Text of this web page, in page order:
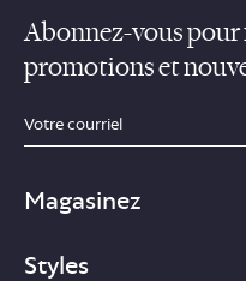
Abonnez-vous pour
promotions et
Magasinez
Styles